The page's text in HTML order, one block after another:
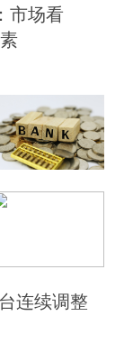
市场看
连续调整